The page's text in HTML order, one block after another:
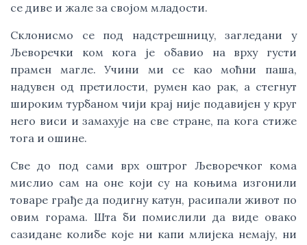
се диве и жале за својом младости.
Склонисмо се под надстрешницу, загледани у
Љеворечки ком кога је обавио на врху густи
прамен магле. Учини ми се као моћни паша,
надувен од претилости, румен као рак, а стегнут
широким турбаном чији крај није подавијен у круг
него виси и замахује на све стране, па кога стиже
тога и ошине.
Све до под сами врх оштрог Љеворечког кома
мислио сам на оне који су на коњима изгонили
товаре грађе да подигну катун, расипали живот по
овим горама. Шта би помислили да виде овако
сазидане колибе које ни капи млијека немају, ни